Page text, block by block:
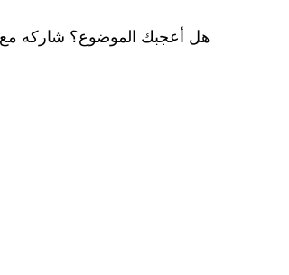
هل أعجبك الموضوع؟ شاركه